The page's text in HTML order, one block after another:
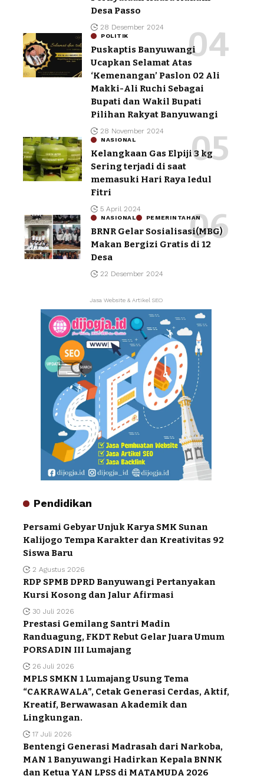
Desa Passo
28 Desember 2024
POLITIK
Puskaptis Banyuwangi
Ucapkan Selamat Atas
‘Kemenangan’ Paslon 02 Ali
Makki-Ali Ruchi Sebagai
Bupati dan Wakil Bupati
Pilihan Rakyat Banyuwangi
28 November 2024
NASIONAL
Kelangkaan Gas Elpiji 3 kg
Sering terjadi di saat
memasuki Hari Raya Iedul
Fitri
5 April 2024
NASIONAL PEMERINTAHAN
BRNR Gelar Sosialisasi(MBG)
Makan Bergizi Gratis di 12
Desa
22 Desember 2024
Jasa Website & Artikel SEO
Pendidikan
Persami Gebyar Unjuk Karya SMK Sunan
Kalijogo Tempa Karakter dan Kreativitas 92
Siswa Baru
2 Agustus 2026
RDP SPMB DPRD Banyuwangi Pertanyakan
Kursi Kosong dan Jalur Afirmasi
30 Juli 2026
Prestasi Gemilang Santri Madin
Randuagung, FKDT Rebut Gelar Juara Umum
PORSADIN III Lumajang
26 Juli 2026
MPLS SMKN 1 Lumajang Usung Tema
“CAKRAWALA”, Cetak Generasi Cerdas, Aktif,
Kreatif, Berwawasan Akademik dan
Lingkungan.
17 Juli 2026
Bentengi Generasi Madrasah dari Narkoba,
MAN 1 Banyuwangi Hadirkan Kepala BNNK
dan Ketua YAN LPSS di MATAMUDA 2026